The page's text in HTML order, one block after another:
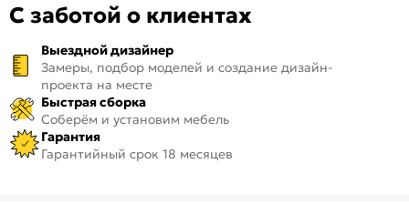
С заботой о клиентах
Выездной дизайнер
Замеры, подбор моделей и создание дизайн-
проекта на месте
Быстрая сборка
Соберём и установим мебель
Гарантия
Гарантийный срок 18 месяцев